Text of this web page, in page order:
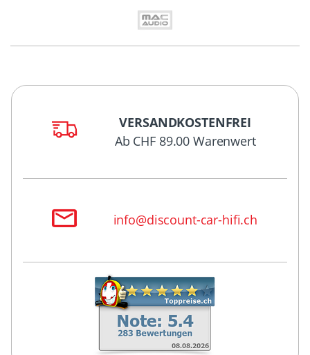
VERSANDKOSTENFREI
Ab CHF 89.00 Warenwert
info@discount-car-hifi.ch